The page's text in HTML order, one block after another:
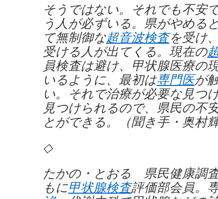
そうではない。それでも不安
う人が必ずいる。県がやめる
て無制御な超音波検査を受け
受ける人が出てくる。現在の
員検査は避け、甲状腺医療の
いるように、最初は専門医が
い。それで治療が必要な見つ
見つけられるので、県民の不
とができる。（聞き手・奥村
◇
たかの・とおる 県民健康調
もに甲状腺検査評価部会員。